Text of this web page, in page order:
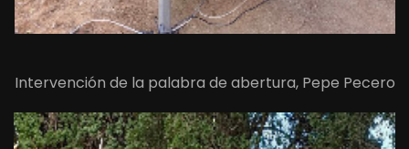
Intervención de la palabra de abertura, Pepe Pecero